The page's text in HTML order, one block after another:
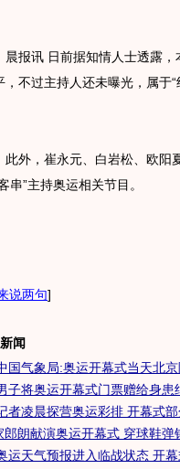
讯 日前据知情人士透露，
，不过主持人还未曝光，属于
，崔永元、白岩松、欧阳夏
串”主持奥运相关节目。
说两句]
闻
国气象局:奥运开幕式当天北京
子将奥运开幕式门票赠给身患
者凌晨探营奥运彩排 开幕式部
郎朗献演奥运开幕式 穿球鞋弹
运天气预报进入临战状态 开幕